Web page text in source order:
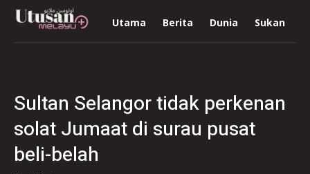
Utama Berita Dunia Sukan
Sultan Selangor tidak perkenan
solat Jumaat di surau pusat
beli-belah